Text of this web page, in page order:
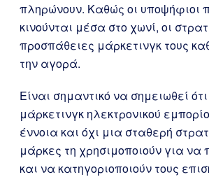
πληρώνουν. Καθώς οι υποψήφιοι
κινούνται μέσα στο χωνί, οι
προσπάθειες μάρκετινγκ τους
την αγορά.
Είναι σημαντικό να σημειωθεί
μάρκετινγκ ηλεκτρονικού
έννοια και όχι μια σταθερή
μάρκες τη χρησιμοποιούν για
και να κατηγοριοποιούν τους